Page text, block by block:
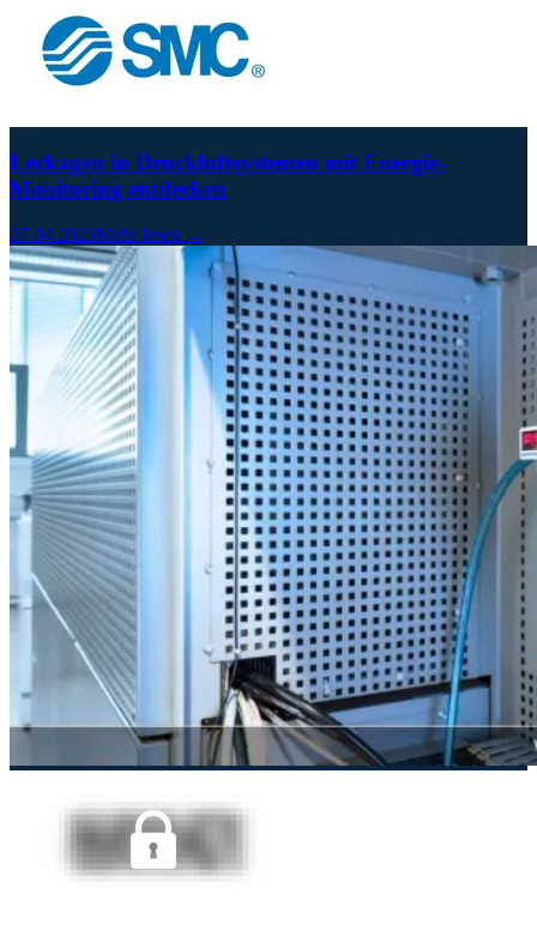
Leckagen in Druckluftsystemen mit Energie-
Monitoring entdecken
27.04.2023Mehr lesen →